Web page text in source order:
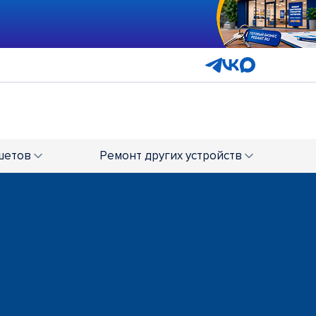
+7 (8482) 94-93-92Ремонт других устройств